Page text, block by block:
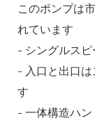
このポンプは
れています
- シングルス
- 入口と出口
す
- 一体構造​​ハン